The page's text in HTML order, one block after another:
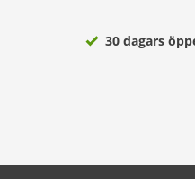
30 dagars